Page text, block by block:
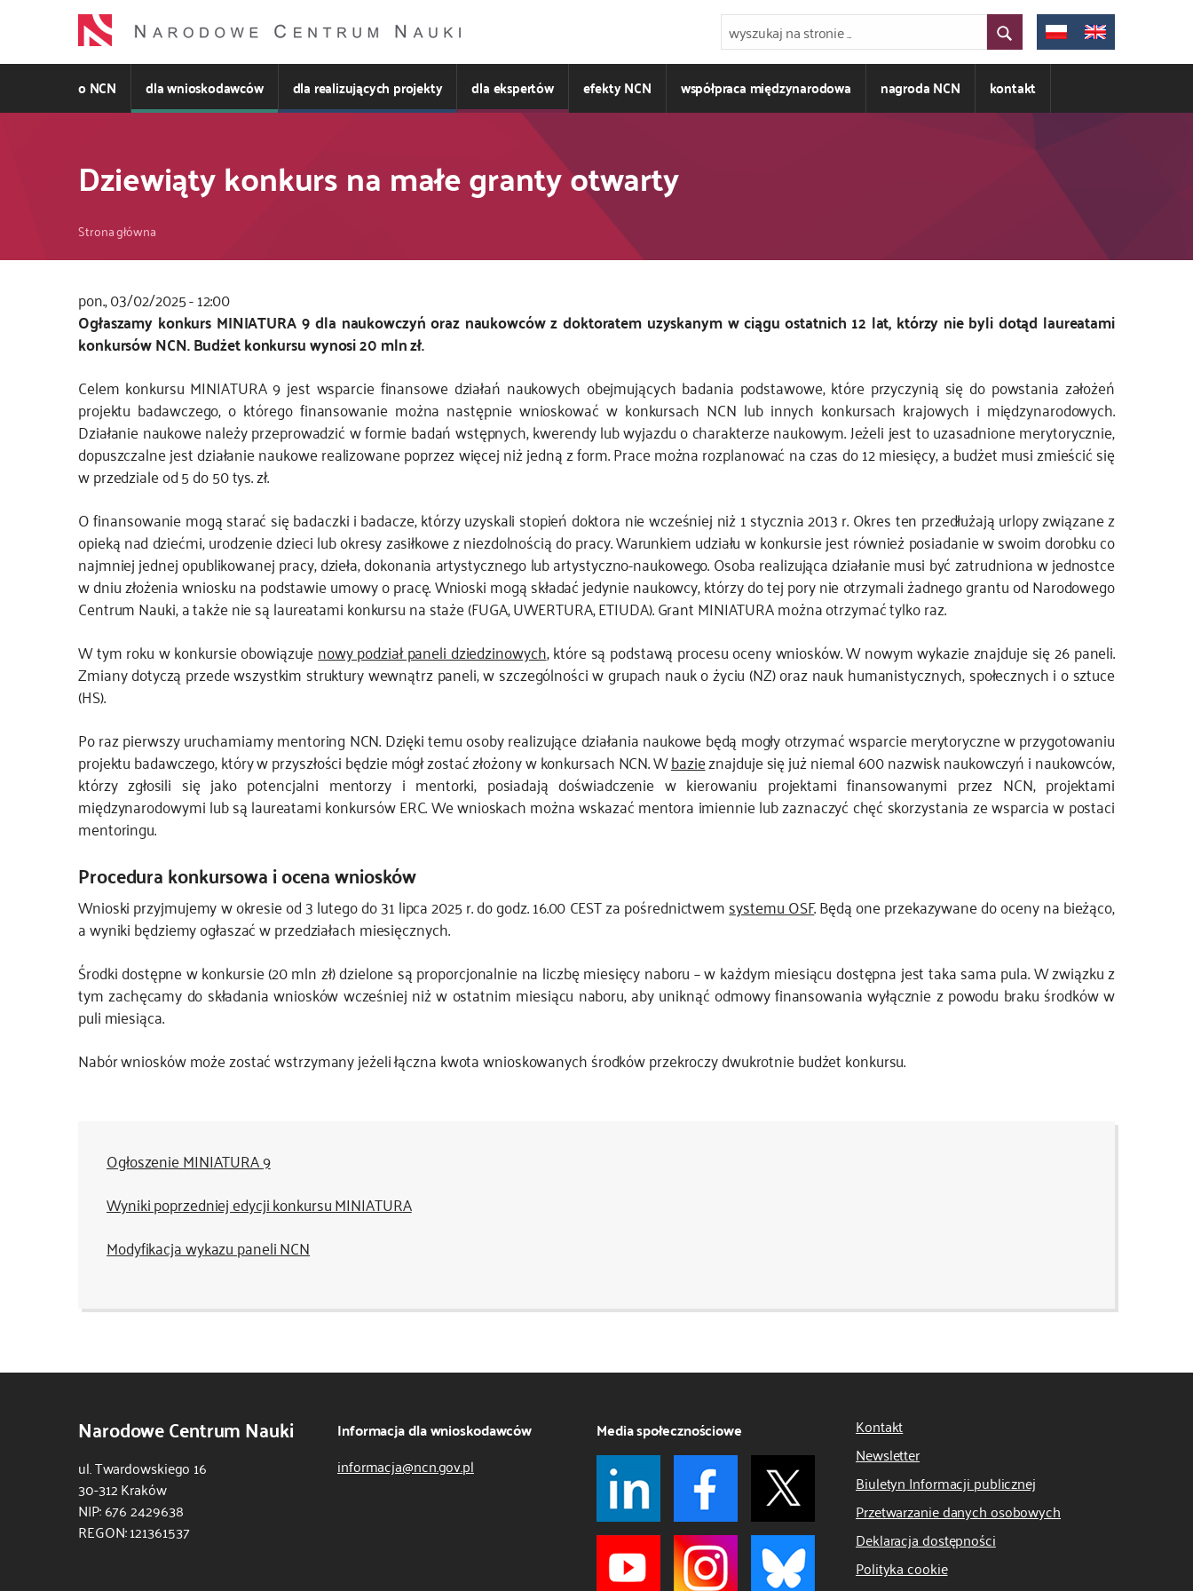
o NCN dla wnioskodawców dla realizujących projekty dla ekspertów efekty NCN współpraca międzynarodowa nagroda NCN kontakt
Dziewiąty konkurs na małe granty otwarty
Ścieżka
nawigacyjna
Strona główna
pon., 03/02/2025 - 12:00
Kod
CSS
JS
Ogłaszamy konkurs MINIATURA 9 dla naukowczyń oraz naukowców z doktoratem uzyskanym w ciągu ostatnich 12 lat, którzy nie byli dotąd laureatami
konkursów NCN. Budżet konkursu wynosi 20 mln zł.
Celem konkursu MINIATURA 9 jest wsparcie finansowe działań naukowych obejmujących badania podstawowe, które przyczynią się do powstania założeń
projektu badawczego, o którego finansowanie można następnie wnioskować w konkursach NCN lub innych konkursach krajowych i międzynarodowych.
Działanie naukowe należy przeprowadzić w formie badań wstępnych, kwerendy lub wyjazdu o charakterze naukowym. Jeżeli jest to uzasadnione merytorycznie,
dopuszczalne jest działanie naukowe realizowane poprzez więcej niż jedną z form. Prace można rozplanować na czas do 12 miesięcy, a budżet musi zmieścić się
w przedziale od 5 do 50 tys. zł.
O finansowanie mogą starać się badaczki i badacze, którzy uzyskali stopień doktora nie wcześniej niż 1 stycznia 2013 r. Okres ten przedłużają urlopy związane z
opieką nad dziećmi, urodzenie dzieci lub okresy zasiłkowe z niezdolnością do pracy. Warunkiem udziału w konkursie jest również posiadanie w swoim dorobku co
najmniej jednej opublikowanej pracy, dzieła, dokonania artystycznego lub artystyczno-naukowego. Osoba realizująca działanie musi być zatrudniona w jednostce
w dniu złożenia wniosku na podstawie umowy o pracę. Wnioski mogą składać jedynie naukowcy, którzy do tej pory nie otrzymali żadnego grantu od Narodowego
Centrum Nauki, a także nie są laureatami konkursu na staże (FUGA, UWERTURA, ETIUDA). Grant MINIATURA można otrzymać tylko raz.
W tym roku w konkursie obowiązujenowy podział paneli dziedzinowych, które są podstawą procesu oceny wniosków. W nowym wykazie znajduje się 26 paneli.
Zmiany dotyczą przede wszystkim struktury wewnątrz paneli, w szczególności w grupach nauk o życiu (NZ) oraz nauk humanistycznych, społecznych i o sztuce
(HS).
Po raz pierwszy uruchamiamy mentoring NCN. Dzięki temu osoby realizujące działania naukowe będą mogły otrzymać wsparcie merytoryczne w przygotowaniu
projektu badawczego, który w przyszłości będzie mógł zostać złożony w konkursach NCN. Wbazieznajduje się już niemal 600 nazwisk naukowczyń i naukowców,
którzy zgłosili się jako potencjalni mentorzy i mentorki, posiadają doświadczenie w kierowaniu projektami finansowanymi przez NCN, projektami
międzynarodowymi lub są laureatami konkursów ERC. We wnioskach można wskazać mentora imiennie lub zaznaczyć chęć skorzystania ze wsparcia w postaci
mentoringu.
Procedura konkursowa i ocena wniosków
Wnioski przyjmujemy w okresie od 3 lutego do 31 lipca 2025 r. do godz. 16.00 CEST za pośrednictwemsystemu OSF. Będą one przekazywane do oceny na bieżąco,
a wyniki będziemy ogłaszać w przedziałach miesięcznych.
Środki dostępne w konkursie (20 mln zł) dzielone są proporcjonalnie na liczbę miesięcy naboru – w każdym miesiącu dostępna jest taka sama pula. W związku z
tym zachęcamy do składania wniosków wcześniej niż w ostatnim miesiącu naboru, aby uniknąć odmowy finansowania wyłącznie z powodu braku środków w
puli miesiąca.
Nabór wniosków może zostać wstrzymany jeżeli łączna kwota wnioskowanych środków przekroczy dwukrotnie budżet konkursu.
Ogłoszenie MINIATURA 9
Wyniki poprzedniej edycji konkursu MINIATURA
Modyfikacja wykazu paneli NCN
Narodowe Centrum Nauki
ul. Twardowskiego 16
30-312 Kraków
NIP: 676 2429638
REGON: 121361537
Informacja dla wnioskodawców
informacja@ncn.gov.pl
Media społecznościowe
Kontakt
Newsletter
Biuletyn Informacji publicznej
Przetwarzanie danych osobowych
Deklaracja dostępności
Polityka cookie